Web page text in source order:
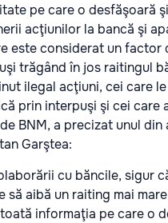
pe care o desfăşoară
acţiunilor la bancă şi
este considerat un factor
trăgând în jos raitingul
ilegal acţiuni, cei care
prin interpuşi şi cei care
BNM, a precizat unul
Garştea:
cu băncile, sigur
să aibă un raiting mai
informaţia pe care o